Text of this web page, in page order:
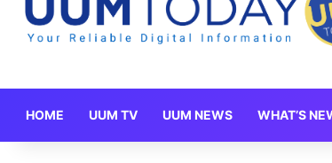
HOME UUM TV UUM NEWS WHAT’S